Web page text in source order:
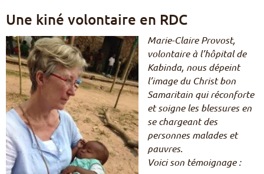
Une kiné volontaire en RDC
Marie-Claire Provost,
volontaire à l’hôpital de
Kabinda, nous dépeint
l’image du Christ bon
Samaritain qui réconforte
et soigne les blessures en
se chargeant des
personnes malades et
pauvres.
Voici son témoignage :